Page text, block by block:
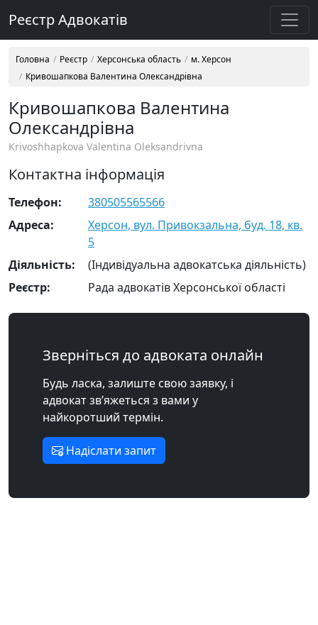
Реєстр Адвокатів
Головна Реєстр Херсонська область
м. Херсон
Кривошапкова Валентина Олександрівна
Кривошапкова Валентина
Олександрівна
Krivoshhapkova Valentina Oleksandrivna
Контактна інформація
Телефон:
380505565566
Адреса:
Херсон, вул. Привокзальна, буд. 18, кв.
5
Діяльність:
(Індивідуальна адвокатська діяльність)
Реєстр:
Рада адвокатів Херсонської області
Зверніться до адвоката онлайн
Будь ласка, залиште свою заявку, і
адвокат зв’яжеться з вами у
найкоротший термін.
Надіслати запит